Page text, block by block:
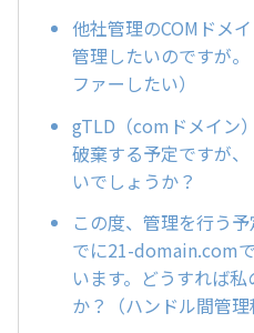
他社管理のCOMドメ
管理したいのですが
ファーしたい）
gTLD（comドメイン
破棄する予定ですが
いでしょうか？
この度、管理を行う
でに21-domain.com
います。どうすれば
か？（ハンドル間管理